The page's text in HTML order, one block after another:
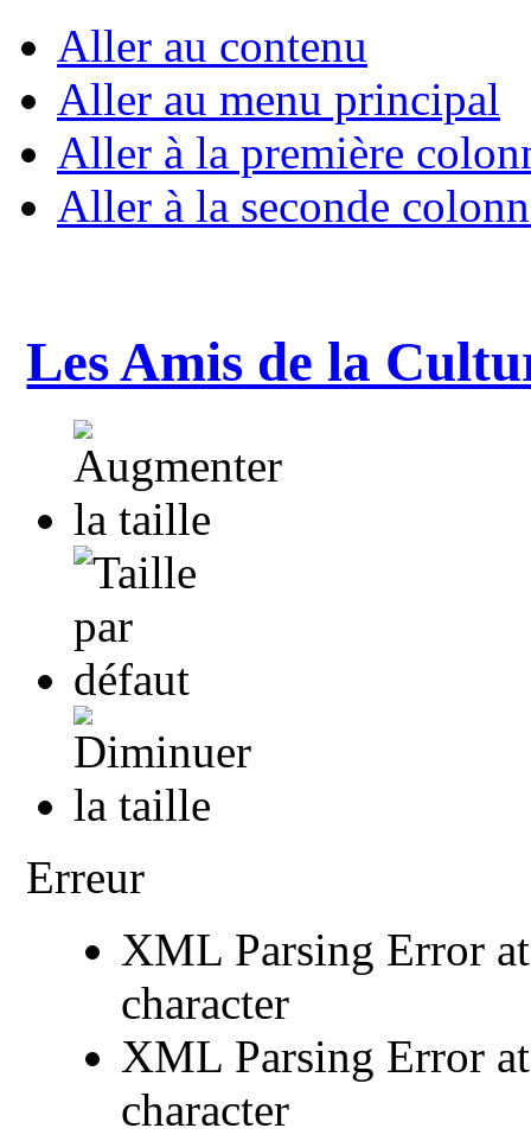
Aller au contenu
Aller au menu principal
Aller à la première
Aller à la seconde
Les Amis de la
Erreur
XML Parsing Error
character
XML Parsing Error
character